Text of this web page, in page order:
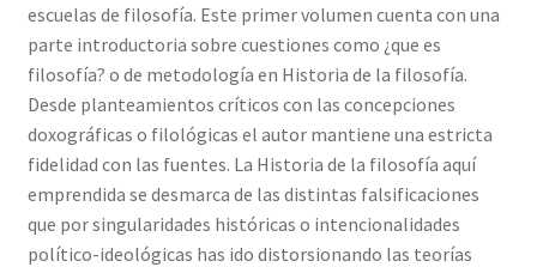
escuelas de filosofía. Este primer volumen cuenta con una
parte introductoria sobre cuestiones como ¿que es
filosofía? o de metodología en Historia de la filosofía.
Desde planteamientos críticos con las concepciones
doxográficas o filológicas el autor mantiene una estricta
fidelidad con las fuentes. La Historia de la filosofía aquí
emprendida se desmarca de las distintas falsificaciones
que por singularidades históricas o intencionalidades
político-ideológicas has ido distorsionando las teorías